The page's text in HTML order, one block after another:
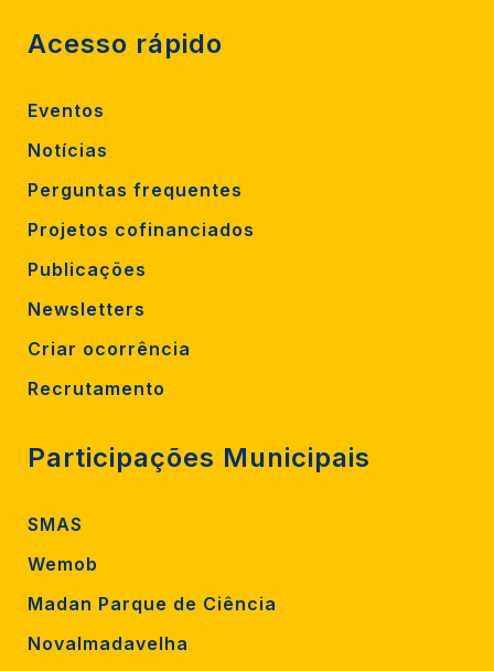
Acesso rápido
Eventos
Notícias
Perguntas frequentes
Projetos cofinanciados
Publicações
Newsletters
Criar ocorrência
Recrutamento
Participações Municipais
SMAS
Wemob
Madan Parque de Ciência
Novalmadavelha